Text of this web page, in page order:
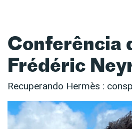
Conferência
Frédéric
Recuperando Hermès :